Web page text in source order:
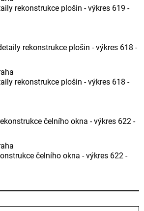
rekonstrukce plošin - výkres 619 -
rekonstrukce plošin - výkres 618 -
čelního okna - výkres 622 -